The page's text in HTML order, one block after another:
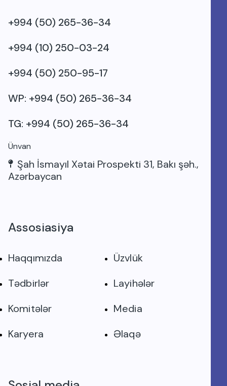
+994 (50) 265-36-34
+994 (10) 250-03-24
+994 (50) 250-95-17
WP: +994 (50) 265-36-34
TG: +994 (50) 265-36-34
Ünvan
Şah İsmayıl Xətai Prospekti 31, Bakı şəh.,
Azərbaycan
Assosiasiya
Haqqımızda
Üzvlük
Tədbirlər
Layihələr
Komitələr
Media
Karyera
Əlaqə